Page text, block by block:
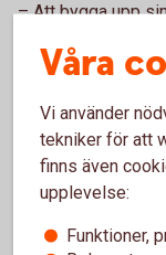
– Att bygga upp
de yngre backar.
påverka hur man
Index för
mellan inkomster
kunskap.
Våra
Vi använder
tekniker för att
finns även
upplevelse:
Funktioner,